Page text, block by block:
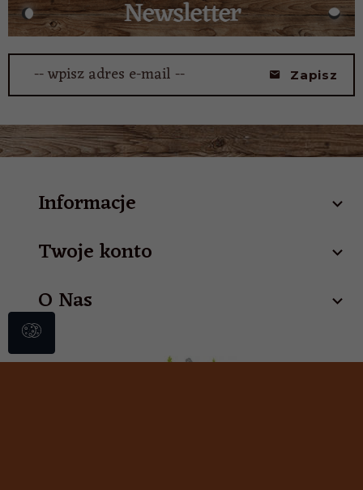
-- wpisz adres e-mail -- Zapisz
Informacje
Twoje konto
O Nas